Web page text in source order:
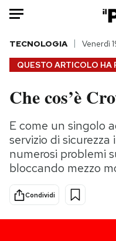
HOME
Italia
Politica
Tecnologia
Internet
Scienza
Cultura
Economia
QUESTO ARTICOLO HA
TECNOLOGIA Venerdì
Che cos’è
E come un singolo
servizio di
numerosi problemi
bloccando mezzo
Condividi